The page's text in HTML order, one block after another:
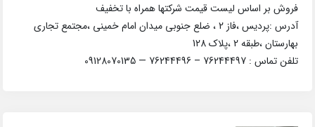
فروش بر اساس لیست قیمت شرکتها همراه با تخفیف
آدرس :پردیس ،فاز 2 ، ضلع جنوبی میدان امام خمینی ،مجتمع تجاری
بهارستان ،طبقه 2 ،پلاک 128
تلفن تماس : 76244497 – 76244496 — 09128070135